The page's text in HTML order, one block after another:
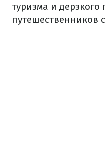
туризма и дерзкого
путешественников